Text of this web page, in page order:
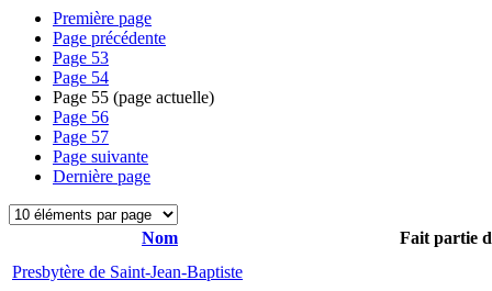
Première page
Page précédente
Page 53
Page 54
Page 55 (page actuelle)
Page 56
Page 57
Page suivante
Dernière page
Nom
Fait partie
Presbytère de Saint-Jean-Baptiste